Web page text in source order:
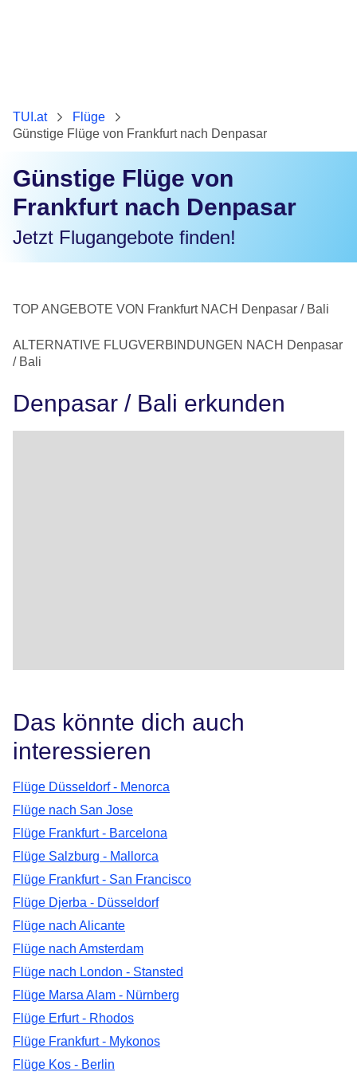
TUI.at
Flüge
Günstige Flüge von Frankfurt nach Denpasar
Günstige Flüge von
Frankfurt nach Denpasar
Jetzt Flugangebote finden!
TOP ANGEBOTE VON Frankfurt NACH Denpasar / Bali
ALTERNATIVE FLUGVERBINDUNGEN NACH Denpasar
/ Bali
Denpasar / Bali erkunden
Das könnte dich auch
interessieren
Flüge Düsseldorf - Menorca
Flüge nach San Jose
Flüge Frankfurt - Barcelona
Flüge Salzburg - Mallorca
Flüge Frankfurt - San Francisco
Flüge Djerba - Düsseldorf
Flüge nach Alicante
Flüge nach Amsterdam
Flüge nach London - Stansted
Flüge Marsa Alam - Nürnberg
Flüge Erfurt - Rhodos
Flüge Frankfurt - Mykonos
Flüge Kos - Berlin